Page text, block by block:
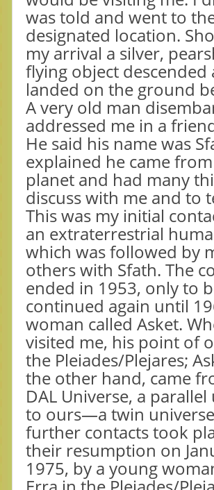
was told and went to
designated location.
my arrival a silver,
flying object descended
landed on the ground
A very old man
addressed me in a
He said his name was
explained he came
planet and had many
discuss with me and to
This was my initial
an extraterrestrial
which was followed by
others with Sfath. The
ended in 1953, only to
continued again until
woman called Asket.
visited me, his point of
the Pleiades/Plejares;
the other hand, came
DAL Universe, a
to ours—a twin
further contacts took
their resumption on
1975, by a young